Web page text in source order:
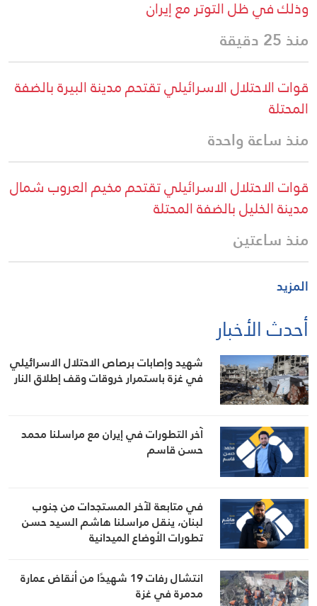
وذلك في ظل التوتر مع إيران
منذ 25 دقيقة
قوات الاحتلال الاسرائيلي تقتحم مدينة البيرة بالضفة
المحتلة
منذ ساعة واحدة
قوات الاحتلال الاسرائيلي تقتحم مخيم العروب شمال
مدينة الخليل بالضفة المحتلة
منذ ساعتين
المزيد
أحدث الأخبار
شهيد وإصابات برصاص الاحتلال الاسرائيلي
في غزة باستمرار خروقات وقف إطلاق النار
آخر التطورات في إيران مع مراسلنا محمد
حسن قاسم
في متابعة لآخر المستجدات من جنوب
لبنان، ينقل مراسلنا هاشم السيد حسن
تطورات الأوضاع الميدانية
انتشال رفات 19 شهيدًا من أنقاض عمارة
مدمرة في غزة